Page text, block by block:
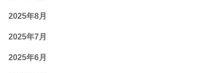
2025年8月
2025年7月
2025年6月